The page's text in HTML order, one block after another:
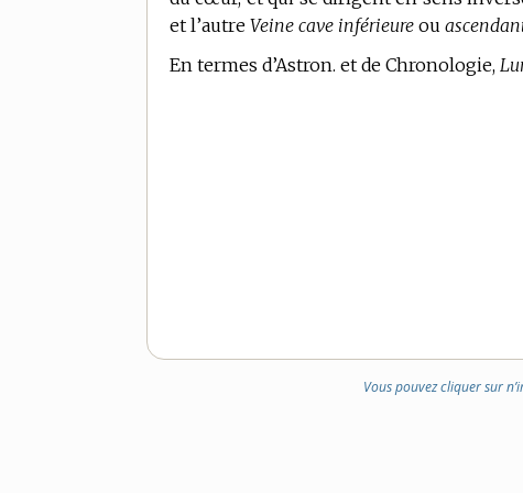
et l’autre Veine cave inférieure ou
En termes d’Astron. et de Chronologie,
Vous pouvez cliquer sur